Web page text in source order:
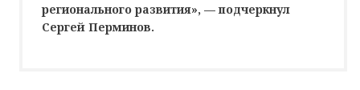
регионального развития», — подчеркнул
Сергей Перминов.